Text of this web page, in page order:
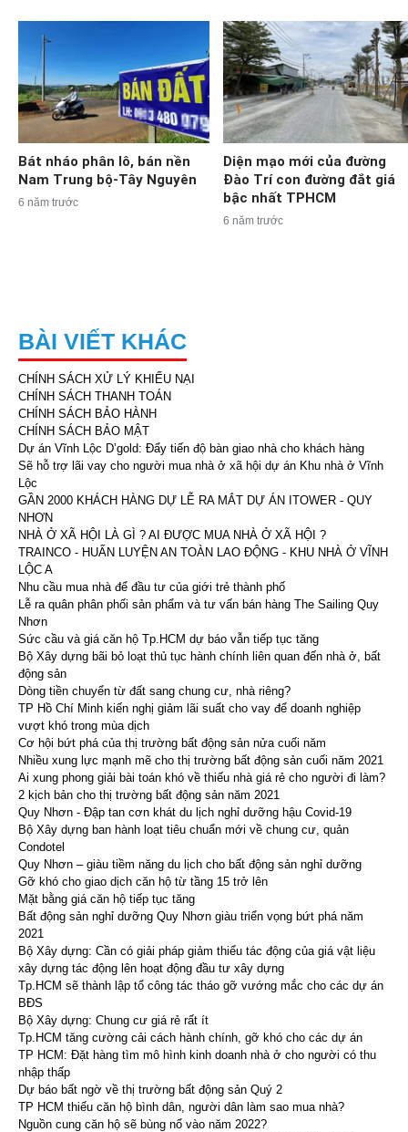
Bát nháo phân lô, bán nền
Nam Trung bộ-Tây Nguyên
6 năm trước
Diện mạo mới của đường
Đào Trí con đường đắt giá
bậc nhất TPHCM
6 năm trước
BÀI VIẾT KHÁC
CHÍNH SÁCH XỬ LÝ KHIẾU NẠI
CHÍNH SÁCH THANH TOÁN
CHÍNH SÁCH BẢO HÀNH
CHÍNH SÁCH BẢO MẬT
Dự án Vĩnh Lộc D’gold: Đẩy tiến độ bàn giao nhà cho khách hàng
Sẽ hỗ trợ lãi vay cho người mua nhà ở xã hội dự án Khu nhà ở Vĩnh
Lộc
GẦN 2000 KHÁCH HÀNG DỰ LỄ RA MẮT DỰ ÁN ITOWER - QUY
NHƠN
NHÀ Ở XÃ HỘI LÀ GÌ ? AI ĐƯỢC MUA NHÀ Ở XÃ HỘI ?
TRAINCO - HUẤN LUYỆN AN TOÀN LAO ĐỘNG - KHU NHÀ Ở VĨNH
LỘC A
Nhu cầu mua nhà để đầu tư của giới trẻ thành phố
Lễ ra quân phân phối sản phẩm và tư vấn bán hàng The Sailing Quy
Nhơn
Sức cầu và giá căn hộ Tp.HCM dự báo vẫn tiếp tục tăng
Bộ Xây dựng bãi bỏ loạt thủ tục hành chính liên quan đến nhà ở, bất
động sản
Dòng tiền chuyển từ đất sang chung cư, nhà riêng?
TP Hồ Chí Minh kiến nghị giảm lãi suất cho vay để doanh nghiệp
vượt khó trong mùa dịch
Cơ hội bứt phá của thị trường bất động sản nửa cuối năm
Nhiều xung lực mạnh mẽ cho thị trường bất động sản cuối năm 2021
Ai xung phong giải bài toán khó về thiếu nhà giá rẻ cho người đi làm?
2 kịch bản cho thị trường bất động sản năm 2021
Quy Nhơn - Đập tan cơn khát du lịch nghỉ dưỡng hậu Covid-19
Bộ Xây dựng ban hành loạt tiêu chuẩn mới về chung cư, quản
Condotel
Quy Nhơn – giàu tiềm năng du lịch cho bất động sản nghỉ dưỡng
Gỡ khó cho giao dịch căn hộ từ tầng 15 trở lên
Mặt bằng giá căn hộ tiếp tục tăng
Bất động sản nghỉ dưỡng Quy Nhơn giàu triển vọng bứt phá năm
2021
Bộ Xây dựng: Cần có giải pháp giảm thiểu tác động của giá vật liệu
xây dựng tác động lên hoạt động đầu tư xây dựng
Tp.HCM sẽ thành lập tổ công tác tháo gỡ vướng mắc cho các dự án
BĐS
Bộ Xây dựng: Chung cư giá rẻ rất ít
Tp.HCM tăng cường cải cách hành chính, gỡ khó cho các dự án
TP HCM: Đặt hàng tìm mô hình kinh doanh nhà ở cho người có thu
nhập thấp
Dự báo bất ngờ về thị trường bất động sản Quý 2
TP HCM thiếu căn hộ bình dân, người dân làm sao mua nhà?
Nguồn cung căn hộ sẽ bùng nổ vào năm 2022?